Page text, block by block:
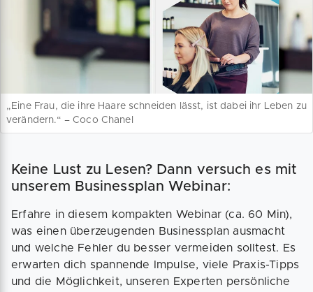
„Eine Frau, die ihre Haare schneiden lässt, ist dabei ihr Leben zu
verändern.“ – Coco Chanel
Keine Lust zu Lesen? Dann versuch es mit
unserem Businessplan Webinar:
Erfahre in diesem kompakten Webinar (ca. 60 Min),
was einen überzeugenden Businessplan ausmacht
und welche Fehler du besser vermeiden solltest. Es
erwarten dich spannende Impulse, viele Praxis-Tipps
und die Möglichkeit, unseren Experten persönliche